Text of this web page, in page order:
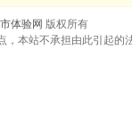
体验网 版权所有
本站不承担由此引起的